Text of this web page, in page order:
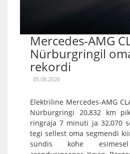
Mercedes-AMG
Nürburgringil
rekordi
05.08.2026
Elektriline Mercedes-AMG
Nürburgringi 20,832 km
ringraja 7 minuti ja 32,070
tegi sellest oma segmendi
sündis kohe